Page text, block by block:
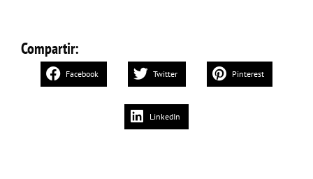
Compartir:
Facebook Twitter Pinterest
LinkedIn